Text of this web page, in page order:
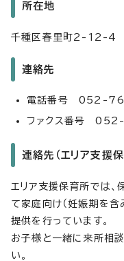
所在地
千種区春里町2-12-4
連絡先
電話番号 052-
ファクス番号
連絡先（エリア支援
エリア支援保育所では
て家庭向け（妊娠期を
提供を行っています。
お子様と一緒に来所相
い。